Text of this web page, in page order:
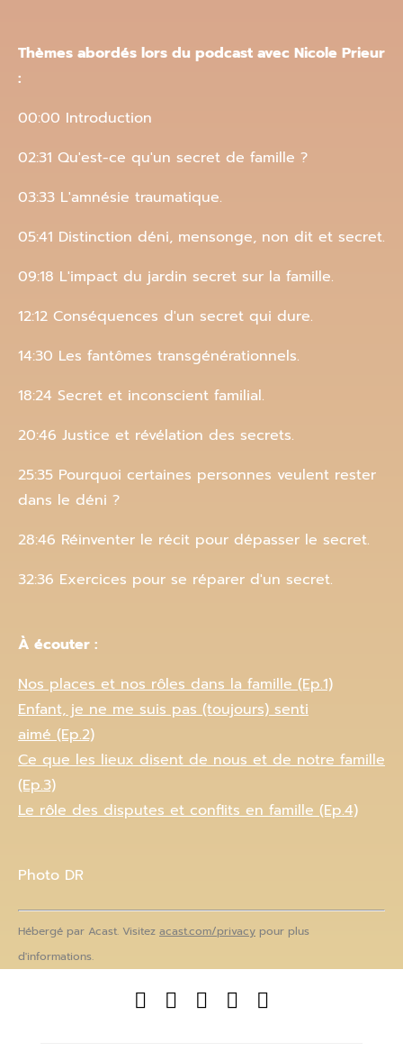
Thèmes abordés lors du podcast avec Nicole Prieur
:
00:00 Introduction
02:31 Qu'est-ce qu'un secret de famille ?
03:33 L'amnésie traumatique.
05:41 Distinction déni, mensonge, non dit et secret.
09:18 L'impact du jardin secret sur la famille.
12:12 Conséquences d'un secret qui dure.
14:30 Les fantômes transgénérationnels.
18:24 Secret et inconscient familial.
20:46 Justice et révélation des secrets.
25:35 Pourquoi certaines personnes veulent rester
dans le déni ?
28:46 Réinventer le récit pour dépasser le secret.
32:36 Exercices pour se réparer d'un secret.
À écouter :
Nos places et nos rôles dans la famille (Ep.1)
Enfant, je ne me suis pas (toujours) senti
aimé (Ep.2)
Ce que les lieux disent de nous et de notre famille
(Ep.3)
Le rôle des disputes et conflits en famille (Ep.4)
Photo DR
Hébergé par Acast. Visitez acast.com/privacy pour plus
d'informations.
    